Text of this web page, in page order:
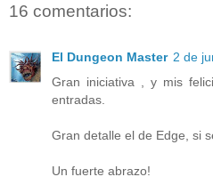
16 comentarios:
El Dungeon Master 2 de
Gran iniciativa , y mis
entradas.
Gran detalle el de Edge, si
Un fuerte abrazo!